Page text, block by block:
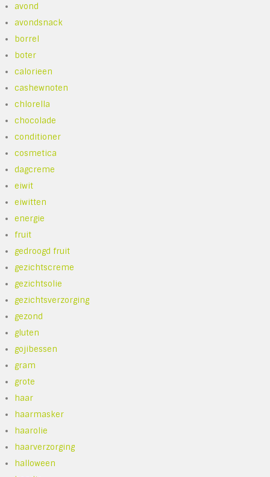
avond
avondsnack
borrel
boter
calorieen
cashewnoten
chlorella
chocolade
conditioner
cosmetica
dagcreme
eiwit
eiwitten
energie
fruit
gedroogd fruit
gezichtscreme
gezichtsolie
gezichtsverzorging
gezond
gluten
gojibessen
gram
grote
haar
haarmasker
haarolie
haarverzorging
halloween